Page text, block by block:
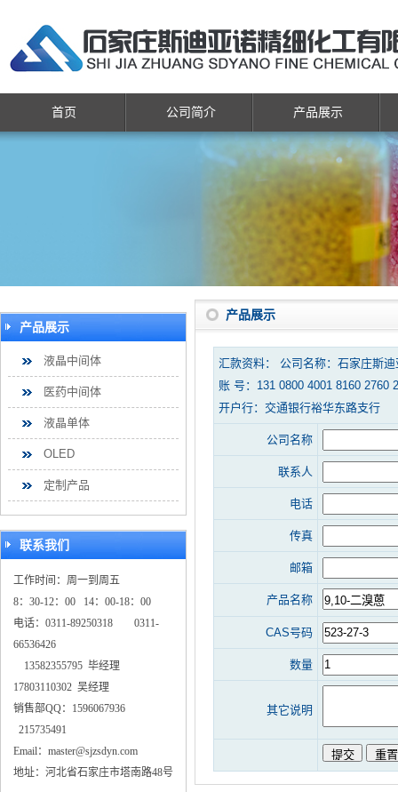
首页 公司简介 产品展示
产品展示
液晶中间体
医药中间体
液晶单体
OLED
定制产品
联系我们
工作时间：周一到周五
8：30-12：00 14：00-18：00
电话：0311-89250318 0311-
66536426
13582355795 毕经理
17803110302 吴经理
销售部QQ：1596067936
215735491
Email：master@sjzsdyn.com
地址：河北省石家庄市塔南路48号
产品展示
汇款资料： 公司名称：石家庄斯
账 号：131 0800 4001 8160 2760
开户行：交通银行裕华东路支行
公司名称
联系人
电话
传真
邮箱
产品名称
CAS号码
数量
其它说明